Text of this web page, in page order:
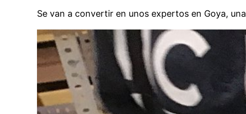
Se van a convertir en unos expertos en Goya,